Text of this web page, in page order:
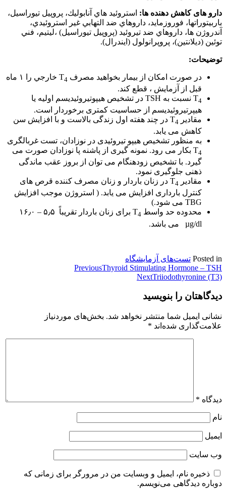
دارو های کاهش دهنده ها: استروئيد هاي آنابوليك، پروپيل تيوراسيل،
باربيتوراتها، فوروزمايد، داروهاي ضد التهابي غير استروئيدي،
آندروژن ها، داروهاي ضد تيروئيد (پروپیل تیوراسیل) ،ليتيم، فني
توئين (دیلانتین)، پروپرانولول (ایندرال).
توضیحات:
در صورت امكان از بيمار بخواهيد مصرف T 4
خارجي را ۱ ماه
قبل از آزمايش ، قطع كند.
T4
نسبت به TSH در تشخیص هیپوتیروئیدیسم اولیه یا
هیپرتیروئیدیسم از حساسیت کمتری برخوردار است.
مقادیر T 4
در چند هفته اول زندگی بالاست و با افزایش سن
کاهش می یابد.
به منظور تشخیص هیپو تیروئیدی در نوزادان، تست غربالگری
T4
بکار می رود. نمونه گیری از پاشنه پا نوزادان صورت می
گیرد. با تشخیص زودهنگام می توان از بروز عقب ماندگی
ذهنی جلوگیری نمود.
مقادیر T 4
در زنان باردار و زنان مصرف کننده قرص های
کنترل بارداری افزایش می یابد. ( استروژن موجب افزایش
TBG می شود.)
محدوده حد واسط T 4
برای زنان باردار تقریباً ۵٫۵ – ۱۶٫۰
µg/dl می باشد.
Posted in تست‌های آزمایشگاه
راهبری
نوشته
PreviousThyroid Stimulating Hormone – TSH
NextTriiodothyronine (T3)
دیدگاهتان را بنویسید
نشانی ایمیل شما منتشر نخواهد شد. بخش‌های موردنیاز
علامت‌گذاری شده‌اند *
دیدگاه *
نام
ایمیل
وب‌ سایت
ذخیره نام، ایمیل و وبسایت من در مرورگر برای زمانی که
دوباره دیدگاهی می‌نویسم.